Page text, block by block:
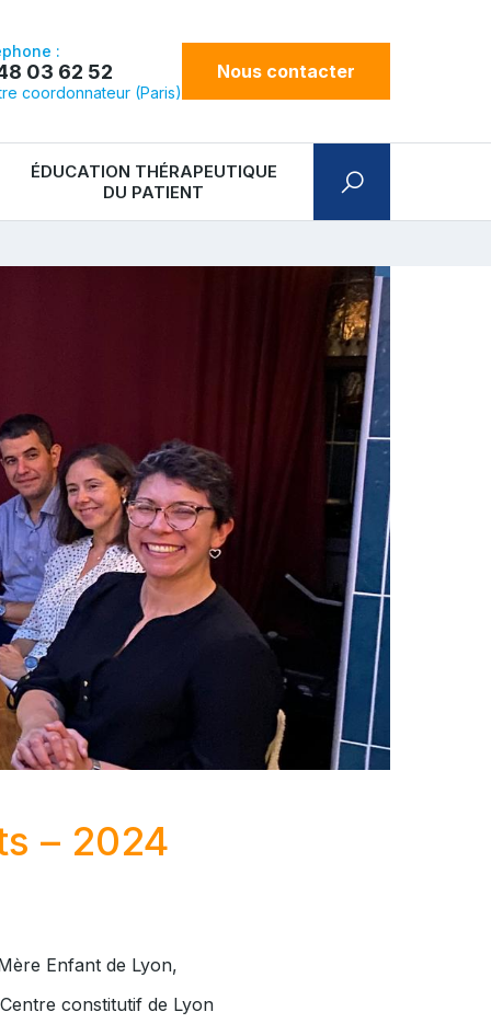
:
03 62 52
coordonnateur (Paris)
Nous contacter
ÉDUCATION THÉRAPEUTIQUE
DU PATIENT
– 2024
Enfant de Lyon,
constitutif de Lyon